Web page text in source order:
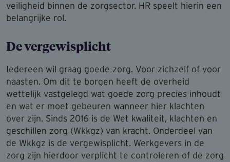
veiligheid binnen de zorgsector. HR speelt hierin een
belangrijke rol.
De vergewis­plicht
Iedereen wil graag goede zorg. Voor zichzelf of voor
naasten. Om dit te borgen heeft de overheid
wettelijk vastgelegd wat goede zorg precies inhoudt
en wat er moet gebeuren wanneer hier klachten
over zijn. Sinds 2016 is de Wet kwaliteit, klachten en
geschillen zorg (Wkkgz) van kracht. Onderdeel van
de Wkkgz is de vergewisplicht. Werkgevers in de
zorg zijn hierdoor verplicht te controleren of de zorg